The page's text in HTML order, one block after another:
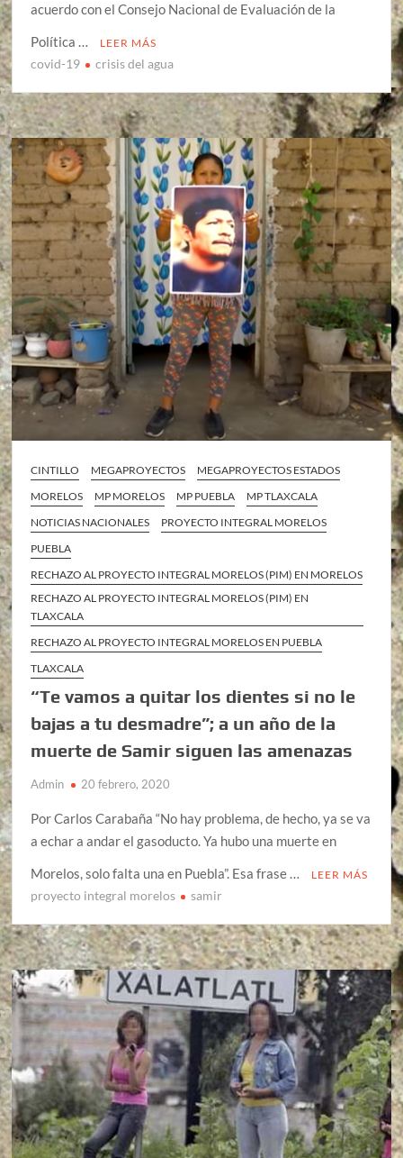
acuerdo con el Consejo Nacional de Evaluación de la
Política …
LEER MÁS
covid-19 crisis del agua
CINTILLO MEGAPROYECTOS
MEGAPROYECTOS ESTADOS
MORELOS
MP MORELOS MP PUEBLA
MP TLAXCALA
NOTICIAS NACIONALES
PROYECTO INTEGRAL MORELOS
PUEBLA
RECHAZO AL PROYECTO INTEGRAL MORELOS (PIM) EN MORELOS
RECHAZO AL PROYECTO INTEGRAL MORELOS (PIM) EN
TLAXCALA
RECHAZO AL PROYECTO INTEGRAL MORELOS EN PUEBLA
TLAXCALA
“Te vamos a quitar los dientes si no le
bajas a tu desmadre”; a un año de la
muerte de Samir siguen las amenazas
Admin 20 febrero, 2020
Por Carlos Carabaña “No hay problema, de hecho, ya se va
a echar a andar el gasoducto. Ya hubo una muerte en
Morelos, solo falta una en Puebla”. Esa frase …
LEER MÁS
proyecto integral morelos samir